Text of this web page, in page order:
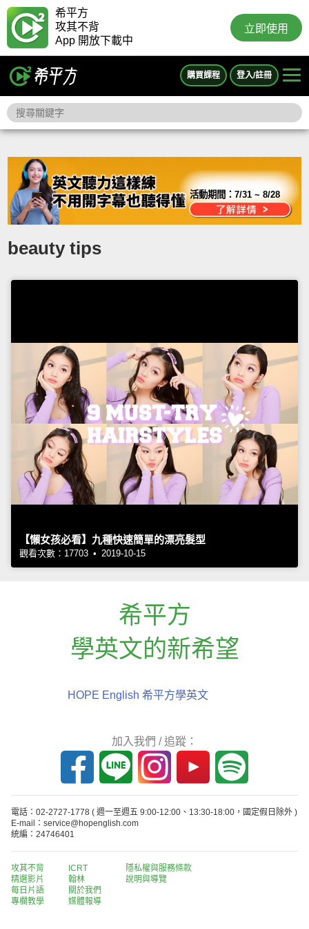
希平方
攻其不背
App 開放下載中
立即使用
購買課程 登入/註冊
活動期間：7/31 ~ 8/28
beauty tips
【懶女孩必看】九種快速簡單的漂亮髮型
觀看次數：17703 • 2019-10-15
希平方
學英文的新希望
HOPE English 希平方學英文
加入我們 / 追蹤：
電話：02-2727-1778 ( 週一至週五 9:00-12:00、13:30-18:00，國定假日除外 )
E-mail：service@hopenglish.com
統編：24746401
攻其不背
精選影片
每日片語
專欄教學
ICRT
翰林
關於我們
媒體報導
隱私權與服務條款
說明與導覽